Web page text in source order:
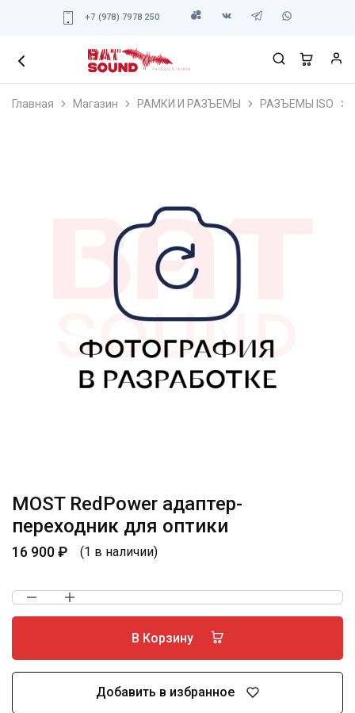
+7 (978) 7978 250
Главная Магазин РАМКИ И РАЗЪЕМЫ РАЗЪЕМЫ ISO
MOST RedPower адаптер-
переходник для оптики
16 900₽ (1 в наличии)
В Корзину
Добавить в избранное